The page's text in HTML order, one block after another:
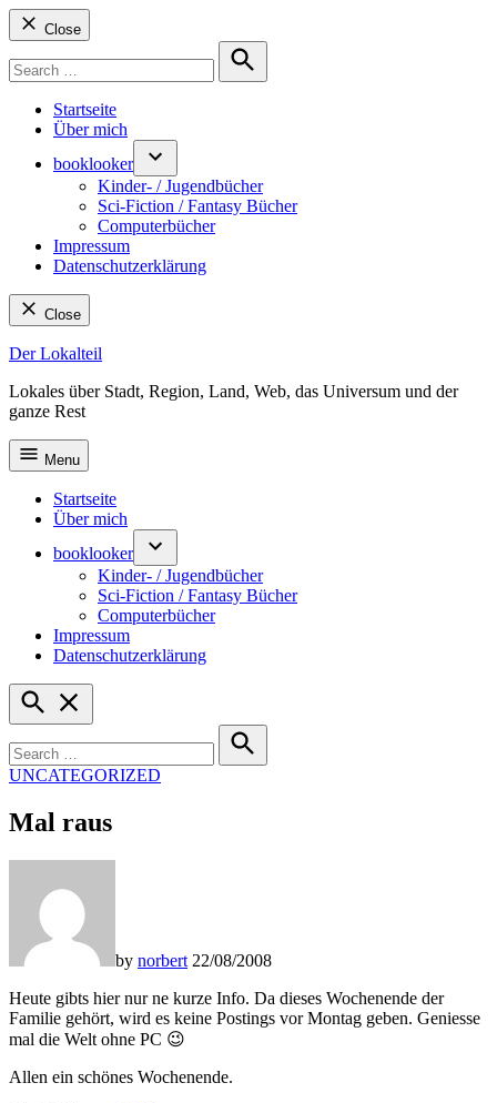
Close
for:
Search
Startseite
Über mich
booklooker
Kinder- / Jugendbücher
Sci-Fiction / Fantasy Bücher
Computerbücher
Impressum
Datenschutzerklärung
Close
Skip
content
Der Lokalteil
Lokales über Stadt, Region, Land, Web, das Universum und der
ganze Rest
Menu
Startseite
Über mich
booklooker
Kinder- / Jugendbücher
Sci-Fiction / Fantasy Bücher
Computerbücher
Impressum
Datenschutzerklärung
Open
Search
for:
Search
POSTED
UNCATEGORIZED
Mal raus
by norbert 22/08/2008
Heute gibts hier nur ne kurze Info. Da dieses Wochenende der
Familie gehört, wird es keine Postings vor Montag geben. Geniesse
mal die Welt ohne PC 😉
Allen ein schönes Wochenende.